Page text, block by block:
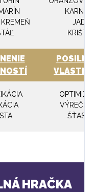
JADE
KRIŠTÁĽ
ŠŤASTIE
HRAČKA